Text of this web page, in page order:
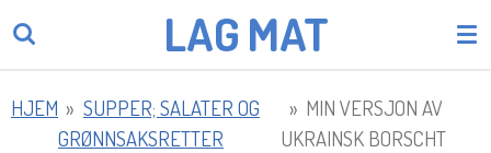
Gå
LAG MAT
HJEM » SUPPER; SALATER OG
GRØNNSAKSRETTER
» MIN VERSJON AV
UKRAINSK BORSCHT